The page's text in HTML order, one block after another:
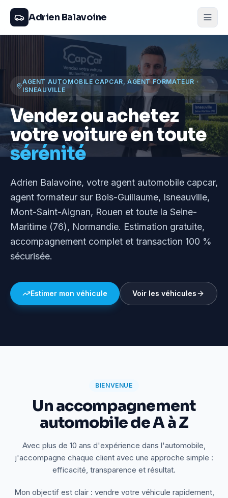
Adrien Balavoine
AGENT AUTOMOBILE CAPCAR, AGENT FORMATEUR ·
ISNEAUVILLE
Vendez ou achetez
votre voiture en toute
sérénité
Adrien Balavoine, votre agent automobile capcar,
agent formateur sur Bois-Guillaume, Isneauville,
Mont-Saint-Aignan, Rouen et toute la Seine-
Maritime (76), Normandie. Estimation gratuite,
accompagnement complet et transaction 100 %
sécurisée.
Estimer mon véhicule Voir les véhicules
BIENVENUE
Un accompagnement
automobile de A à Z
Avec plus de 10 ans d'expérience dans l'automobile,
j'accompagne chaque client avec une approche simple :
efficacité, transparence et résultat.
Mon objectif est clair : vendre votre véhicule rapidement,